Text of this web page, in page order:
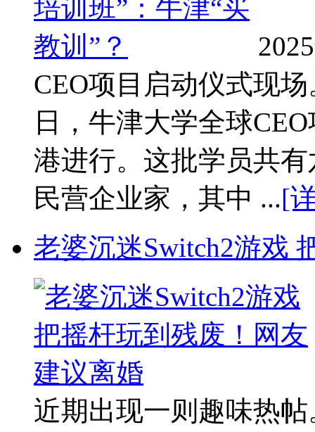
CEO项目启动仪式现
日，牛津大学全球
港进行。这批学员共
民营企业家，其中 ...[
老婆沉迷Switch2游戏
近期出现一则趣味热